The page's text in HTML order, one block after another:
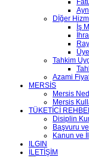
Dİğer
İş
Tahkim
Azami
MERSİS
Mersis
Mersis
TÜKETİCİ
Disiplin
Başvuru
Kanun ve
ILGIN
İLETİŞİM